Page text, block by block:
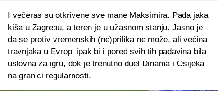
I večeras su otkrivene sve mane Maksimira. Pada jaka
kiša u Zagrebu, a teren je u užasnom stanju. Jasno je
da se protiv vremenskih (ne)prilika ne može, ali većina
travnjaka u Evropi ipak bi i pored svih tih padavina bila
uslovna za igru, dok je trenutno duel Dinama i Osijeka
na granici regularnosti.